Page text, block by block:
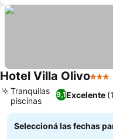
Hotel Villa Olivo3
9,1Excelente
Tranquilas
piscinas
Seleccioná las fechas